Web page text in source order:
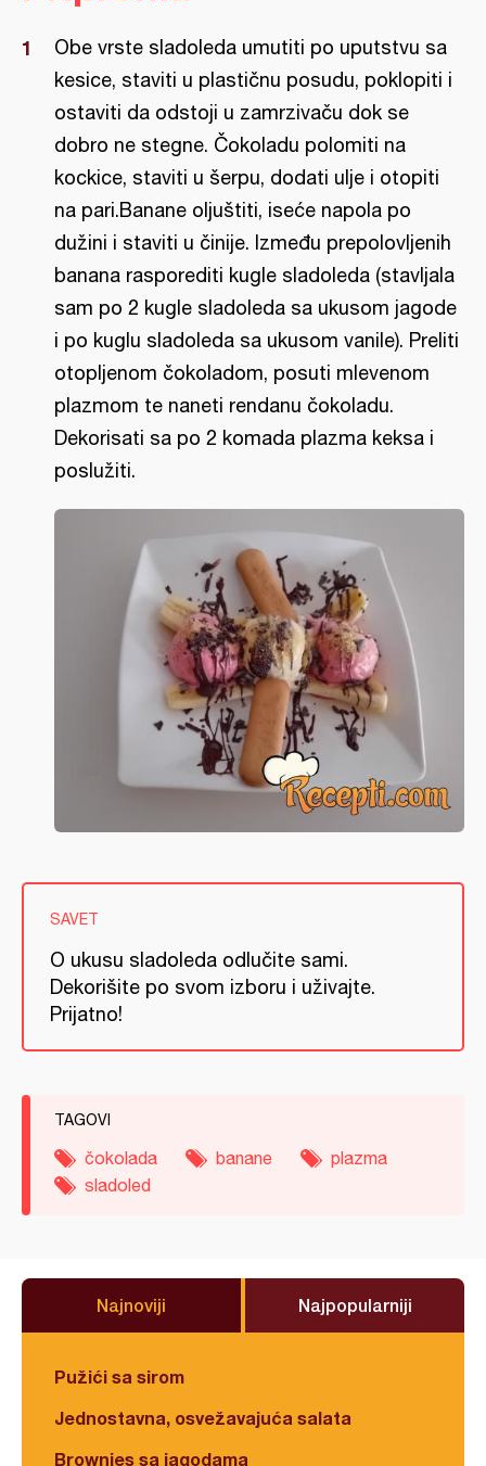
Obe vrste sladoleda umutiti po uputstvu sa
kesice, staviti u plastičnu posudu, poklopiti i
ostaviti da odstoji u zamrzivaču dok se
dobro ne stegne. Čokoladu polomiti na
kockice, staviti u šerpu, dodati ulje i otopiti
na pari.Banane oljuštiti, iseće napola po
dužini i staviti u činije. Između prepolovljenih
banana rasporediti kugle sladoleda (stavljala
sam po 2 kugle sladoleda sa ukusom jagode
i po kuglu sladoleda sa ukusom vanile). Preliti
otopljenom čokoladom, posuti mlevenom
plazmom te naneti rendanu čokoladu.
Dekorisati sa po 2 komada plazma keksa i
poslužiti.
SAVET
O ukusu sladoleda odlučite sami.
Dekorišite po svom izboru i uživajte.
Prijatno!
TAGOVI
čokolada banane
plazma
sladoled
Najnoviji Najpopularniji
Pužići sa sirom
Jednostavna, osvežavajuća salata
Brownies sa jagodama